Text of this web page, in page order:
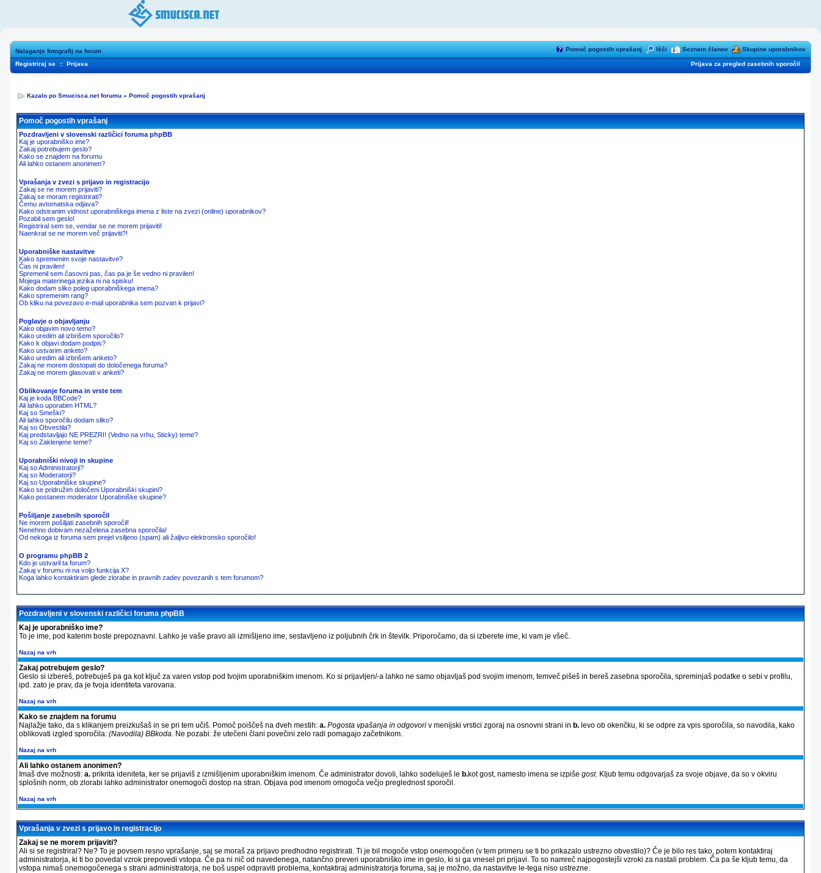
Nalaganje fotografij na forum Pomoč pogostih vprašanj Išči Seznam članov Skupine uporabnikov
Registriraj se :: Prijava Prijava za pregled zasebnih sporočil
Kazalo po Smucisca.net forumu » Pomoč pogostih vprašanj
Pomoč pogostih vprašanj
Pozdravljeni v slovenski različici foruma phpBB
Kaj je uporabniško ime?
Zakaj potrebujem geslo?
Kako se znajdem na forumu
Ali lahko ostanem anonimen?
Vprašanja v zvezi s prijavo in registracijo
Zakaj se ne morem prijaviti?
Zakaj se moram registrirati?
Čemu avtomatska odjava?
Kako odstranim vidnost uporabniškega imena z liste na zvezi (online) uporabnikov?
Pozabil sem geslo!
Registriral sem se, vendar se ne morem prijaviti!
Naenkrat se ne morem več prijaviti?!
Uporabniške nastavitve
Kako spremenim svoje nastavitve?
Čas ni pravilen!
Spremenil sem časovni pas, čas pa je še vedno ni pravilen!
Mojega materinega jezika ni na spisku!
Kako dodam sliko poleg uporabniškega imena?
Kako spremenim rang?
Ob kliku na povezavo e-mail uporabnika sem pozvan k prijavi?
Poglavje o objavljanju
Kako objavim novo temo?
Kako uredim ali izbrišem sporočilo?
Kako k objavi dodam podpis?
Kako ustvarim anketo?
Kako uredim ali izbrišem anketo?
Zakaj ne morem dostopati do določenega foruma?
Zakaj ne morem glasovati v anketi?
Oblikovanje foruma in vrste tem
Kaj je koda BBCode?
Ali lahko uporabim HTML?
Kaj so Smeški?
Ali lahko sporočilu dodam sliko?
Kaj so Obvestila?
Kaj predstavljajo NE PREZRI! (Vedno na vrhu, Sticky) teme?
Kaj so Zaklenjene teme?
Uporabniški nivoji in skupine
Kaj so Administratorji?
Kaj so Moderatorji?
Kaj so Uporabniške skupine?
Kako se pridružim določeni Uporabniški skupini?
Kako postanem moderator Uporabniške skupine?
Pošiljanje zasebnih sporočil
Ne morem pošiljati zasebnih sporočil!
Nenehno dobivam nezaželena zasebna sporočila!
Od nekoga iz foruma sem prejel vsiljeno (spam) ali žaljivo elektronsko sporočilo!
O programu phpBB 2
Kdo je ustvaril ta forum?
Zakaj v forumu ni na voljo funkcija X?
Koga lahko kontaktiram glede zlorabe in pravnih zadev povezanih s tem forumom?
Pozdravljeni v slovenski različici foruma phpBB
Kaj je uporabniško ime?
To je ime, pod katerim boste prepoznavni. Lahko je vaše pravo ali izmišljeno ime, sestavljeno iz poljubnih črk in številk. Priporočamo, da si izberete ime, ki vam je všeč.
Nazaj na vrh
Zakaj potrebujem geslo?
Geslo si izbereš, potrebuješ pa ga kot ključ za varen vstop pod tvojim uporabniškim imenom. Ko si prijavljen/-a lahko ne samo objavljaš pod svojim imenom, temveč pišeš in bereš zasebna sporočila, spreminjaš podatke o sebi v profilu,
ipd. zato je prav, da je tvoja identiteta varovana.
Nazaj na vrh
Kako se znajdem na forumu
Najlažje tako, da s klikanjem preizkušaš in se pri tem učiš. Pomoč poiščeš na dveh mestih: a. Pogosta vpašanja in odgovori v menijski vrstici zgoraj na osnovni strani in b. levo ob okenčku, ki se odpre za vpis sporočila, so navodila, kako
oblikovati izgled sporočila: (Navodila) BBkoda. Ne pozabi: že utečeni člani povečini zelo radi pomagajo začetnikom.
Nazaj na vrh
Ali lahko ostanem anonimen?
Imaš dve možnosti: a. prikrita ideniteta, ker se prijaviš z izmišljenim uporabniškim imenom. Če administrator dovoli, lahko sodeluješ le b.kot gost, namesto imena se izpiše gost. Kljub temu odgovarjaš za svoje objave, da so v okviru
splošnih norm, ob zlorabi lahko administrator onemogoči dostop na stran. Objava pod imenom omogoča večjo preglednost sporočil.
Nazaj na vrh
Vprašanja v zvezi s prijavo in registracijo
Zakaj se ne morem prijaviti?
Ali si se registriral? Ne? To je povsem resno vprašanje, saj se moraš za prijavo predhodno registrirati. Ti je bil mogoče vstop onemogočen (v tem primeru se ti bo prikazalo ustrezno obvestilo)? Če je bilo res tako, potem kontaktiraj
administratorja, ki ti bo povedal vzrok prepovedi vstopa. Če pa ni nič od navedenega, natančno preveri uporabniško ime in geslo, ki si ga vnesel pri prijavi. To so namreč najpogostejši vzroki za nastali problem. Ča pa še kljub temu, da
vstopa nimaš onemogočenega s strani administratorja, ne boš uspel odpraviti problema, kontaktiraj administratorja foruma, saj je možno, da nastavitve le-tega niso ustrezne.